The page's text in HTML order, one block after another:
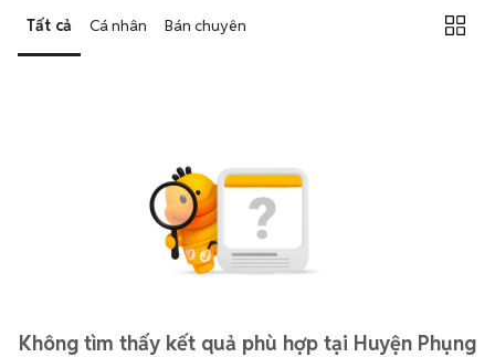
Tất cả Cá nhân Bán chuyên
Không tìm thấy kết quả phù hợp tại Huyện Phụng